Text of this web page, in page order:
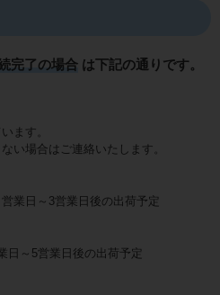
完了の場合 は下記の通りです。
ます。
い場合はご連絡いたします。
業日～3営業日後の出荷予定
日～5営業日後の出荷予定